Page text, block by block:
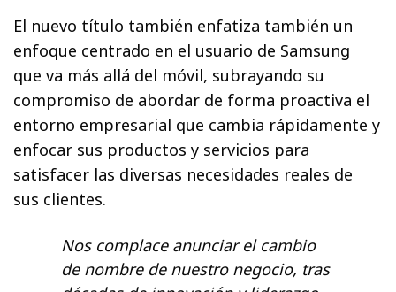
El nuevo título también enfatiza también un
enfoque centrado en el usuario de Samsung
que va más allá del móvil, subrayando su
compromiso de abordar de forma proactiva el
entorno empresarial que cambia rápidamente y
enfocar sus productos y servicios para
satisfacer las diversas necesidades reales de
sus clientes.
Nos complace anunciar el cambio
de nombre de nuestro negocio, tras